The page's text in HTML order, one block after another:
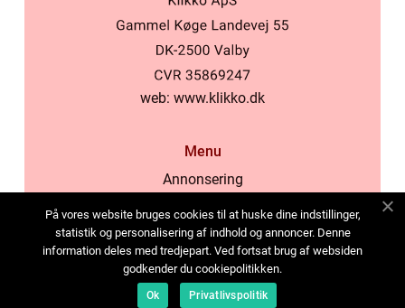
web: www.klikko.dk
Menu
Annonsering
Cookies
Kontakta oss
Sitemap
På vores website bruges cookies til at huske dine indstillinger,
statistik og personalisering af indhold og annoncer. Denne
information deles med tredjepart. Ved fortsat brug af websiden
godkender du cookiepolitikken.
Ok Privatlivspolitik